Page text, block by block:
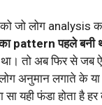
जो लोग analysis
pattern पहले बनी
तो अब फिर से जब
अनुमान लगाते के
यही फंडा होता है हर